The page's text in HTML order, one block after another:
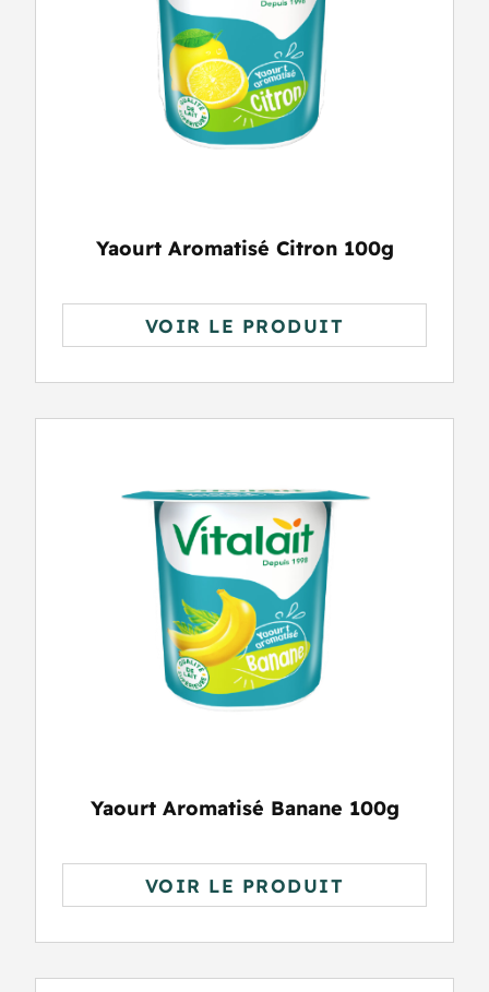
Yaourt Aromatisé Citron 100g
VOIR LE PRODUIT
Yaourt Aromatisé Banane 100g
VOIR LE PRODUIT